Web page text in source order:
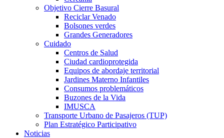
Objetivo Cierre Basural
Reciclar Venado
Bolsones verdes
Grandes Generadores
Cuidado
Centros de Salud
Ciudad cardioprotegida
Equipos de abordaje territorial
Jardines Materno Infantiles
Consumos problemáticos
Buzones de la Vida
IMUSCA
Transporte Urbano de Pasajeros (TUP)
Plan Estratégico Participativo
Noticias